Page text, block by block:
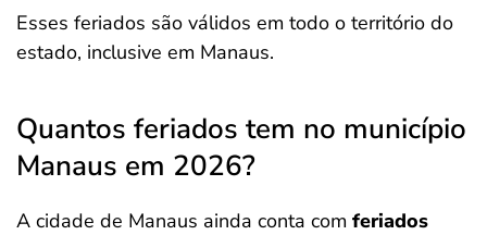
Esses feriados são válidos em todo o território do
estado, inclusive em Manaus.
Quantos feriados tem no município
Manaus em 2026?
A cidade de Manaus ainda conta com feriados